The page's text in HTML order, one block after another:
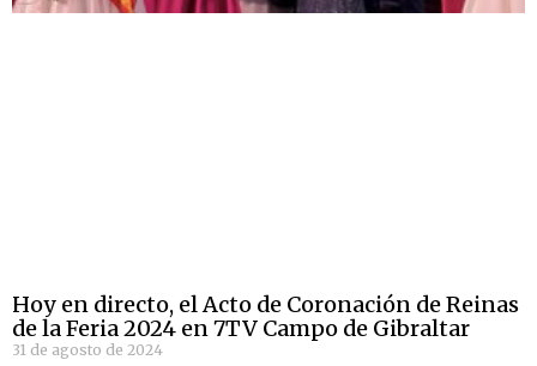
Hoy en directo, el Acto de Coronación de Reinas
de la Feria 2024 en 7TV Campo de Gibraltar
31 de agosto de 2024